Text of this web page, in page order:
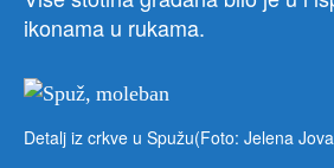
ikonama u rukama.
Detalj iz crkve u Spužu(Foto: Jelena